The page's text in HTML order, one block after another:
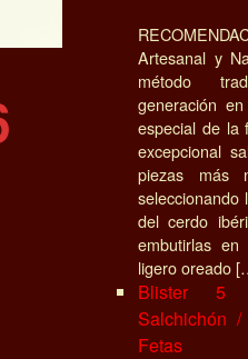
Artesanal y
método
generación
especial de la
excepcional
piezas más
seleccionando
del cerdo
embutirlas
ligero oreado
Blister 5
Salchichón
Fetas